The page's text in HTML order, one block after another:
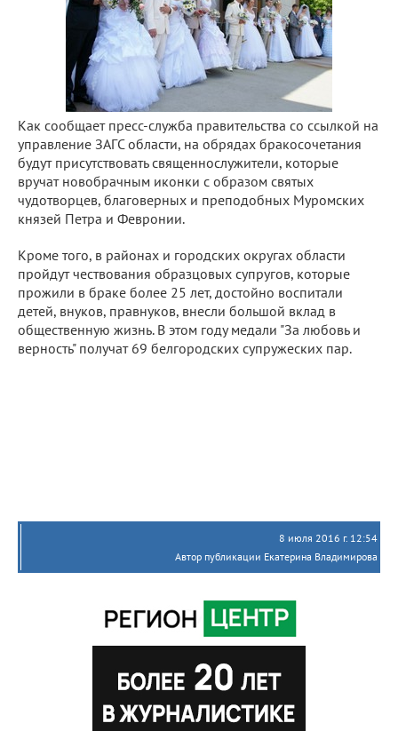
Как сообщает пресс-служба правительства со ссылкой на
управление ЗАГС области, на обрядах бракосочетания
будут присутствовать священнослужители, которые
вручат новобрачным иконки с образом святых
чудотворцев, благоверных и преподобных Муромских
князей Петра и Февронии.
Кроме того, в районах и городских округах области
пройдут чествования образцовых супругов, которые
прожили в браке более 25 лет, достойно воспитали
детей, внуков, правнуков, внесли большой вклад в
общественную жизнь. В этом году медали "За любовь и
верность" получат 69 белгородских супружеских пар.
8 июля 2016 г. 12:54
Автор публикации Екатерина Владимирова